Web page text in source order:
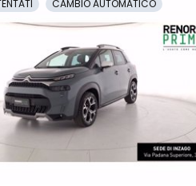
CAMBIO AUTOMATICO